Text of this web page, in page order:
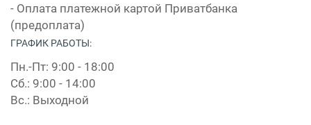
- Оплата платежной картой Приватбанка
(предоплата)
ГРАФИК РАБОТЫ:
Пн.-Пт: 9:00 - 18:00
Сб.: 9:00 - 14:00
Вс.: Выходной